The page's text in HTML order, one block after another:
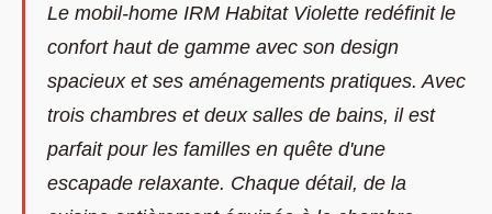
Le mobil-home IRM Habitat Violette redéfinit le
confort haut de gamme avec son design
spacieux et ses aménagements pratiques. Avec
trois chambres et deux salles de bains, il est
parfait pour les familles en quête d'une
escapade relaxante. Chaque détail, de la